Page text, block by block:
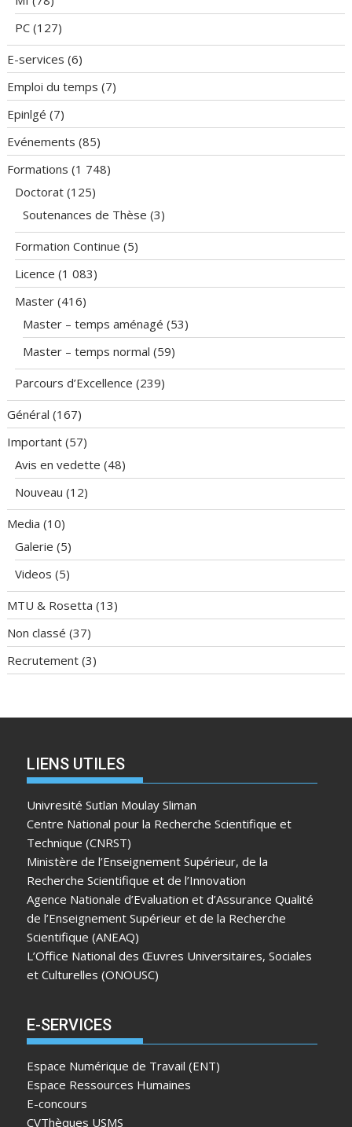
PC (127)
E-services (6)
Emploi du temps (7)
Epinlgé (7)
Evénements (85)
Formations (1 748)
Doctorat (125)
Soutenances de Thèse (3)
Formation Continue (5)
Licence (1 083)
Master (416)
Master – temps aménagé (53)
Master – temps normal (59)
Parcours d’Excellence (239)
Général (167)
Important (57)
Avis en vedette (48)
Nouveau (12)
Media (10)
Galerie (5)
Videos (5)
MTU & Rosetta (13)
Non classé (37)
Recrutement (3)
LIENS UTILES
Univresité Sutlan Moulay Sliman
Centre National pour la Recherche Scientifique et
Technique (CNRST)
Ministère de l’Enseignement Supérieur, de la
Recherche Scientifique et de l’Innovation
Agence Nationale d’Evaluation et d’Assurance Qualité
de l’Enseignement Supérieur et de la Recherche
Scientifique (ANEAQ)
L’Office National des Œuvres Universitaires, Sociales
et Culturelles (ONOUSC)
E-SERVICES
Espace Numérique de Travail (ENT)
Espace Ressources Humaines
E-concours
CVThèques USMS